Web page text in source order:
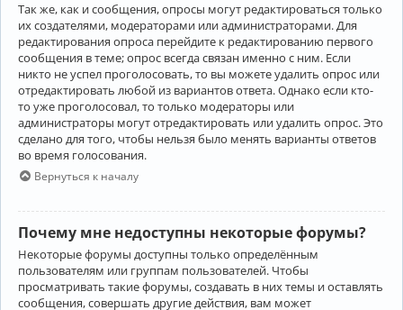
Так же, как и сообщения, опросы могут редактироваться только
их создателями, модераторами или администраторами. Для
редактирования опроса перейдите к редактированию первого
сообщения в теме; опрос всегда связан именно с ним. Если
никто не успел проголосовать, то вы можете удалить опрос или
отредактировать любой из вариантов ответа. Однако если кто-
то уже проголосовал, то только модераторы или
администраторы могут отредактировать или удалить опрос. Это
сделано для того, чтобы нельзя было менять варианты ответов
во время голосования.
Вернуться к началу
Почему мне недоступны некоторые форумы?
Некоторые форумы доступны только определённым
пользователям или группам пользователей. Чтобы
просматривать такие форумы, создавать в них темы и оставлять
сообщения, совершать другие действия, вам может